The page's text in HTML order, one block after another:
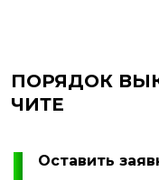
ПОРЯДОК
ЧИТЕ
Оставить